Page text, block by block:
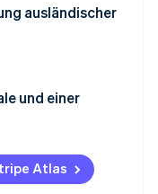
lassen
ausländischer
und einer
Atlas